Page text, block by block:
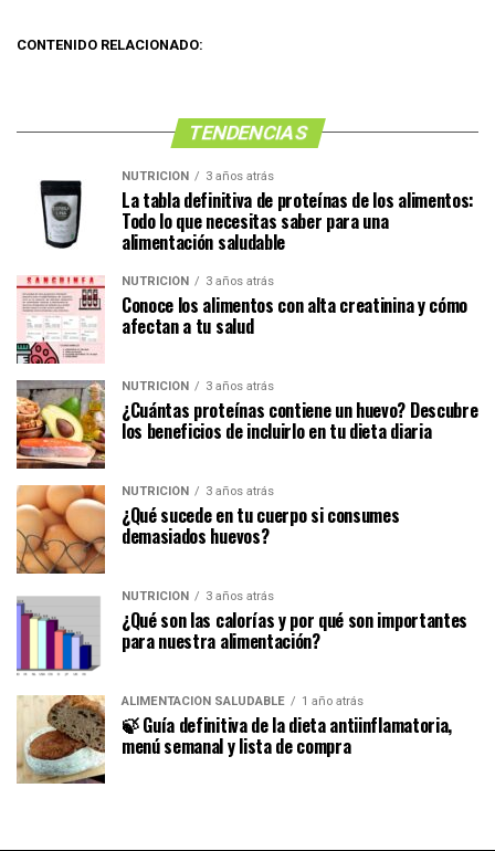
CONTENIDO RELACIONADO:
TENDENCIAS
NUTRICIÓN 3 años atrás
La tabla definitiva de proteínas de los alimentos:
Todo lo que necesitas saber para una
alimentación saludable
NUTRICIÓN 3 años atrás
Conoce los alimentos con alta creatinina y cómo
afectan a tu salud
NUTRICIÓN 3 años atrás
¿Cuántas proteínas contiene un huevo? Descubre
los beneficios de incluirlo en tu dieta diaria
NUTRICIÓN 3 años atrás
¿Qué sucede en tu cuerpo si consumes
demasiados huevos?
NUTRICIÓN 3 años atrás
¿Qué son las calorías y por qué son importantes
para nuestra alimentación?
ALIMENTACIÓN SALUDABLE 1 año atrás
🍃 Guía definitiva de la dieta antiinflamatoria,
menú semanal y lista de compra